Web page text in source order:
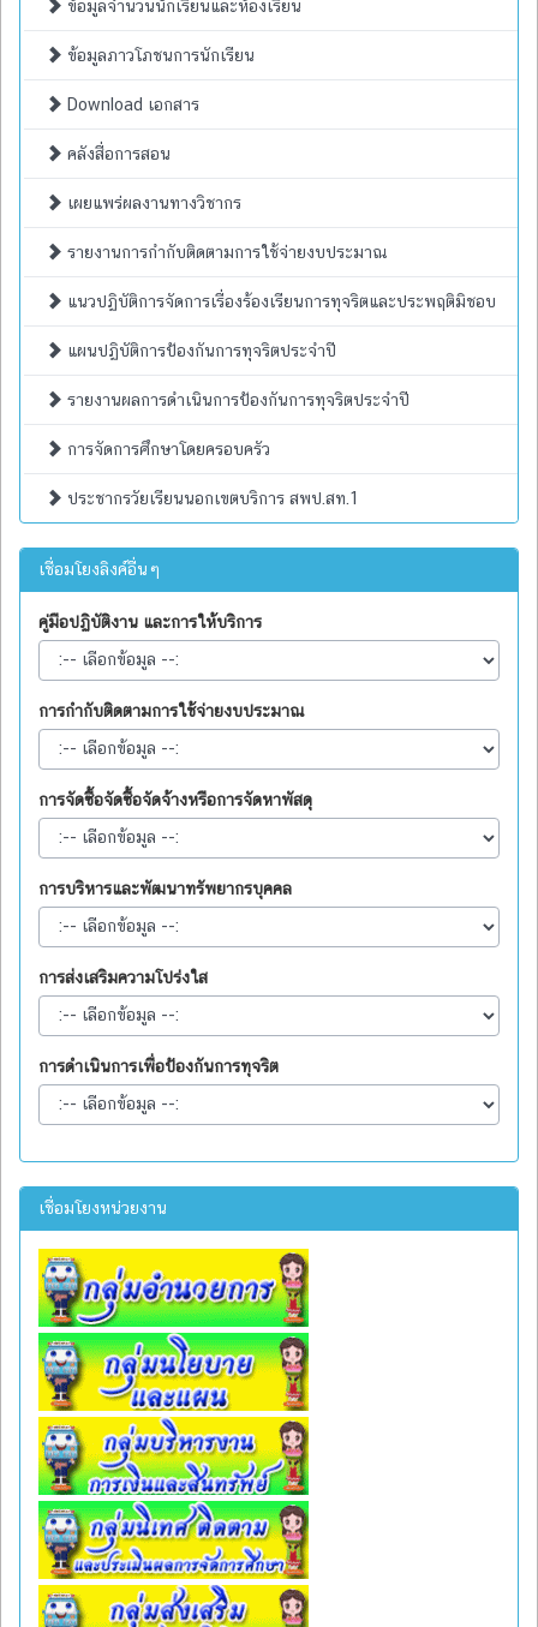
ข้อมูลจำนวนนักเรียนและห้องเรียน
ข้อมูลภาวโภชนการนักเรียน
Download เอกสาร
คลังสื่อการสอน
เผยแพร่ผลงานทางวิชากร
รายงานการกำกับติดตามการใช้จ่ายงบประมาณ
แนวปฏิบัติการจัดการเรื่องร้องเรียนการทุจริตและประพฤติมิชอบ
แผนปฏิบัติการป้องกันการทุจริตประจำปี
รายงานผลการดำเนินการป้องกันการทุจริตประจำปี
การจัดการศึกษาโดยครอบครัว
ประชากรวัยเรียนนอกเขตบริการ สพป.สท.1
เชื่อมโยงลิงค์อื่นๆ
คู่มือปฏิบัติงาน และการให้บริการ
การกำกับติดตามการใช้จ่ายงบประมาณ
การจัดซื้อจัดซื้อจัดจ้างหรือการจัดหาพัสดุ
การบริหารและพัฒนาทรัพยากรบุคคล
การส่งเสริมความโปร่งใส
การดำเนินการเพื่อป้องกันการทุจริต
เชื่อมโยงหน่วยงาน